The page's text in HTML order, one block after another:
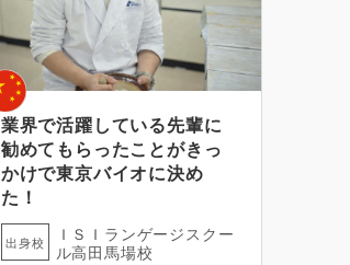
業界で活躍している先輩に
勧めてもらったことがきっ
かけで東京バイオに決め
た！
出身校
ＩＳＩランゲージスクー
ル高田馬場校